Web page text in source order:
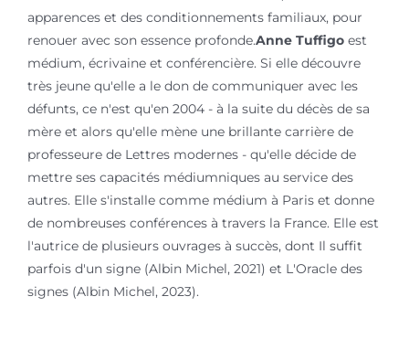
apparences et des conditionnements familiaux, pour
renouer avec son essence profonde.Anne Tuffigo est
médium, écrivaine et conférencière. Si elle découvre
très jeune qu'elle a le don de communiquer avec les
défunts, ce n'est qu'en 2004 - à la suite du décès de sa
mère et alors qu'elle mène une brillante carrière de
professeure de Lettres modernes - qu'elle décide de
mettre ses capacités médiumniques au service des
autres. Elle s'installe comme médium à Paris et donne
de nombreuses conférences à travers la France. Elle est
l'autrice de plusieurs ouvrages à succès, dont Il suffit
parfois d'un signe (Albin Michel, 2021) et L'Oracle des
signes (Albin Michel, 2023).